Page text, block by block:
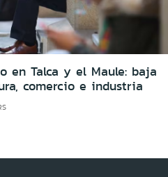
en Talca y el Maule: baja
comercio e industria